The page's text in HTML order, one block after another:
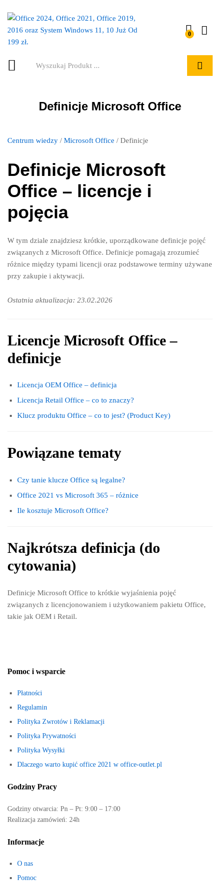
0
Definicje Microsoft Office
Centrum wiedzy / Microsoft Office / Definicje
Definicje Microsoft
Office – licencje i
pojęcia
W tym dziale znajdziesz krótkie, uporządkowane definicje pojęć
związanych z Microsoft Office. Definicje pomagają zrozumieć
różnice między typami licencji oraz podstawowe terminy używane
przy zakupie i aktywacji.
Ostatnia aktualizacja: 23.02.2026
Licencje Microsoft Office –
definicje
Licencja OEM Office – definicja
Licencja Retail Office – co to znaczy?
Klucz produktu Office – co to jest? (Product Key)
Powiązane tematy
Czy tanie klucze Office są legalne?
Office 2021 vs Microsoft 365 – różnice
Ile kosztuje Microsoft Office?
Najkrótsza definicja (do
cytowania)
Definicje Microsoft Office to krótkie wyjaśnienia pojęć
związanych z licencjonowaniem i użytkowaniem pakietu Office,
takie jak OEM i Retail.
Pomoc i wsparcie
Płatności
Regulamin
Polityka Zwrotów i Reklamacji
Polityka Prywatności
Polityka Wysyłki
Dlaczego warto kupić office 2021 w office-outlet.pl
Godziny Pracy
Godziny otwarcia: Pn – Pt: 9:00 – 17:00
Realizacja zamówień: 24h
Informacje
O nas
Pomoc